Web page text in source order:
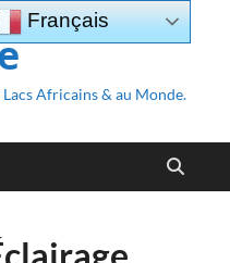
Lacs Africains & au Monde.
Français